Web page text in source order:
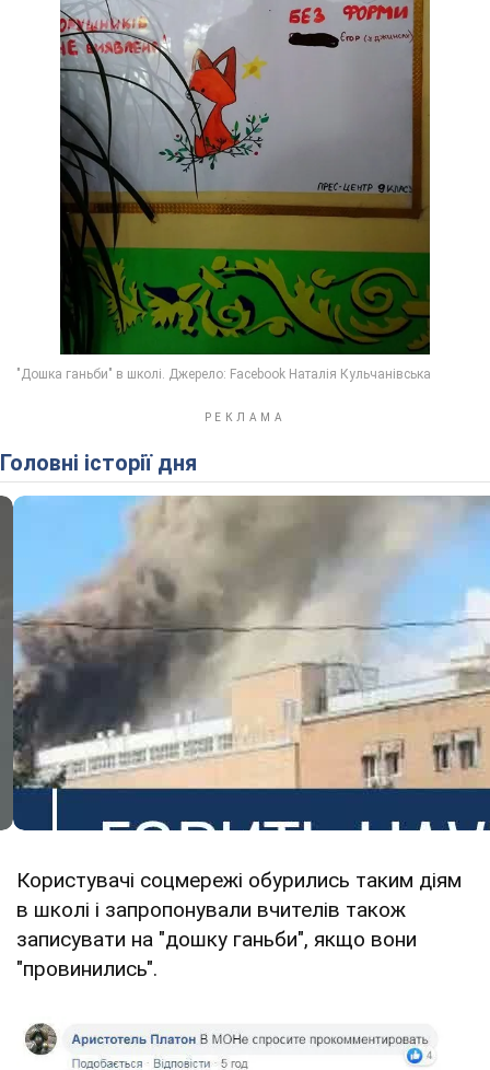
Головні історії дня
Користувачі соцмережі обурились таким діям
в школі і запропонували вчителів також
записувати на "дошку ганьби", якщо вони
"провинились".